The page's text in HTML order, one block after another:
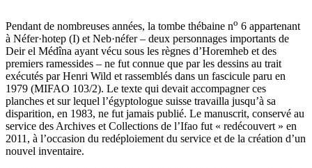
Pendant de nombreuses années, la tombe thébaine no 6 appartenant
à Néfer·hotep (I) et Neb·néfer – deux personnages importants de
Deir el Médîna ayant vécu sous les règnes d’Horemheb et des
premiers ramessides – ne fut connue que par les dessins au trait
exécutés par Henri Wild et rassemblés dans un fascicule paru en
1979 (MIFAO 103/2). Le texte qui devait accompagner ces
planches et sur lequel l’égyptologue suisse travailla jusqu’à sa
disparition, en 1983, ne fut jamais publié. Le manuscrit, conservé au
service des Archives et Collections de l’Ifao fut « redécouvert » en
2011, à l’occasion du redéploiement du service et de la création d’un
nouvel inventaire.